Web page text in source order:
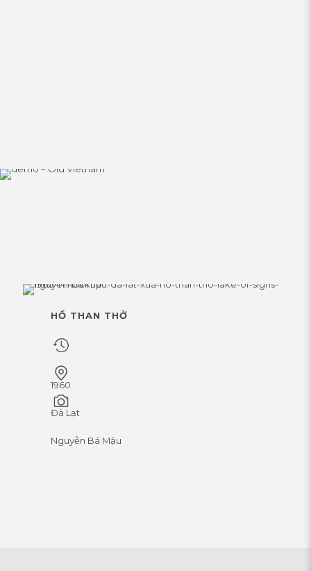
HỒ THAN THỞ
1960
Đà Lạt
Nguyễn Bá Mậu